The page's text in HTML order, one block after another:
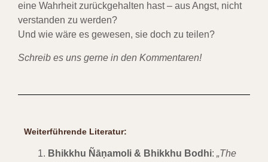
eine Wahrheit zurückgehalten hast – aus Angst, nicht
verstanden zu werden?
Und wie wäre es gewesen, sie doch zu teilen?
Schreib es uns gerne in den Kommentaren!
Weiterführende Literatur:
Bhikkhu Ñāṇamoli & Bhikkhu Bodhi: „The